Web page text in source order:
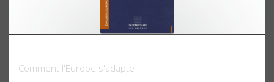
Comment l'Europe s'adapte